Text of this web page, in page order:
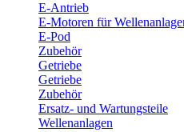
E-Antrieb
E-Motoren für
E-Pod
Zubehör
Getriebe
Getriebe
Zubehör
Ersatz- und Wartungsteile
Wellenanlagen